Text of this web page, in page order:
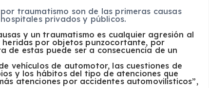
traumatismo son de las primeras causas
privados y públicos.
y un traumatismo es cualquier agresión al
por objetos punzocortante, por
estas puede ser a consecuencia de un
vehículos de automotor, las cuestiones de
y los hábitos del tipo de atenciones que
atenciones por accidentes automovilísticos”,